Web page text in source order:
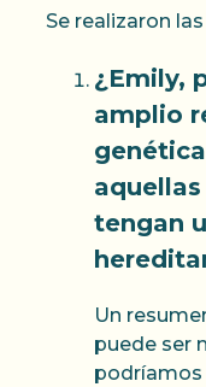
Se realizaron
¿Emily,
amplio
tengan
Un
puede ser
podríamos